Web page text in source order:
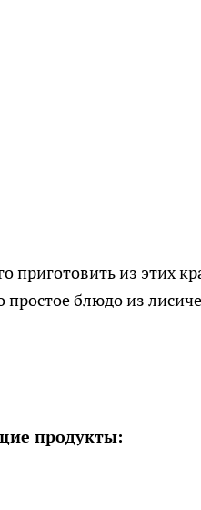
приготовить из этих
блюдо из
продукты: